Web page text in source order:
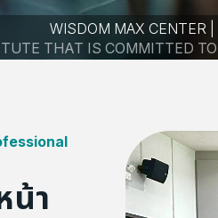
WISDOM MAX CENTER
THAT IS COMMITTED
น้า